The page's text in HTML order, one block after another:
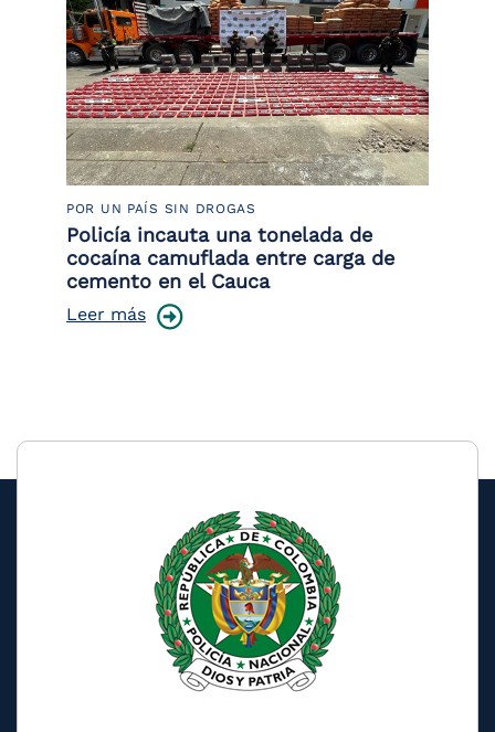
POR UN PAÍS SIN DROGAS
Policía incauta una tonelada de
cocaína camuflada entre carga de
cemento en el Cauca
Leer más